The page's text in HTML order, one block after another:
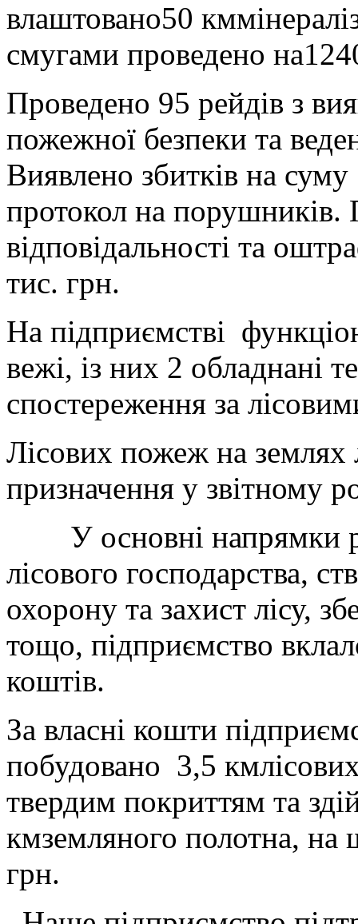
влаштовано50
смугами проведено
Проведено 95 рейдів з
пожежної безпеки та
Виявлено збитків на
протокол на порушників.
відповідальності та
тис. грн.
На підприємстві
вежі, із них 2 обладнані
спостереження за
Лісових пожеж на землях
призначення у звітному
У основні напрямки
лісового господарства,
охорону та захист лісу,
тощо, підприємство
коштів.
За власні кошти
побудовано 3,5
твердим покриттям та
кмземляного полотна, на
грн.